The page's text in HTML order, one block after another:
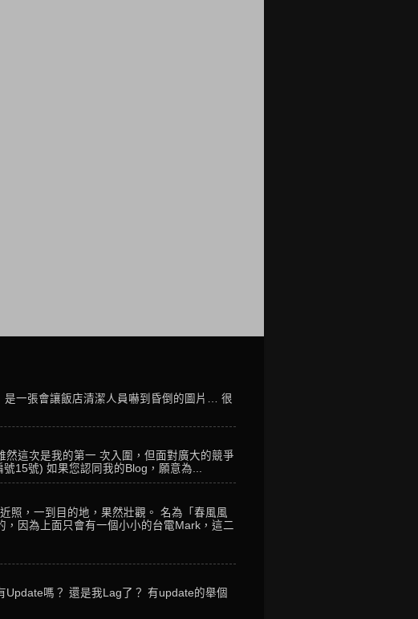
是一張會讓飯店清潔人員嚇到昏倒的圖片… 很
這次是我的第一 次入圍，但面對廣大的競爭
15號) 如果您認同我的Blog，願意為...
照，一到目的地，果然壯觀。 名為「春風風
因為上面只會有一個小小的台電Mark，這二
嗎？ 還是我Lag了？ 有update的舉個